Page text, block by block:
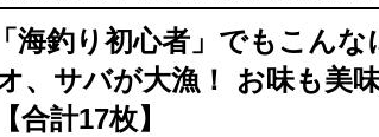
海釣り初心者」でもこんな
、サバが大漁！ お味も美
合計17枚】